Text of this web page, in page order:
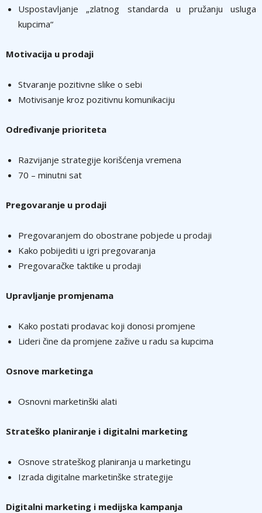
Uspostavlјanje „zlatnog standarda u pružanju usluga
kupcima“
Motivacija u prodaji
Stvaranje pozitivne slike o sebi
Motivisanje kroz pozitivnu komunikaciju
Određivanje prioriteta
Razvijanje strategije korišćenja vremena
70 – minutni sat
Pregovaranje u prodaji
Pregovaranjem do obostrane pobjede u prodaji
Kako pobijediti u igri pregovaranja
Pregovaračke taktike u prodaji
Upravlјanje promjenama
Kako postati prodavac koji donosi promjene
Lideri čine da promjene zažive u radu sa kupcima
Osnove marketinga
Osnovni marketinški alati
Strateško planiranje i digitalni marketing
Osnove strateškog planiranja u marketingu
Izrada digitalne marketinške strategije
Digitalni marketing i medijska kampanja